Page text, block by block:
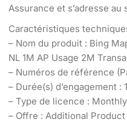
Assurance et s’adresse au
Caractéristiques
– Nom du produit : Bing
NL 1M AP Usage 2M
– Numéros de référence
– Durée(s) d’engagement :
– Type de licence :
– Offre : Additional Product